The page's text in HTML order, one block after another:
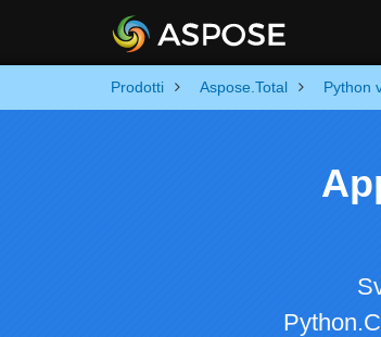
Prodotti Aspose.Total Python